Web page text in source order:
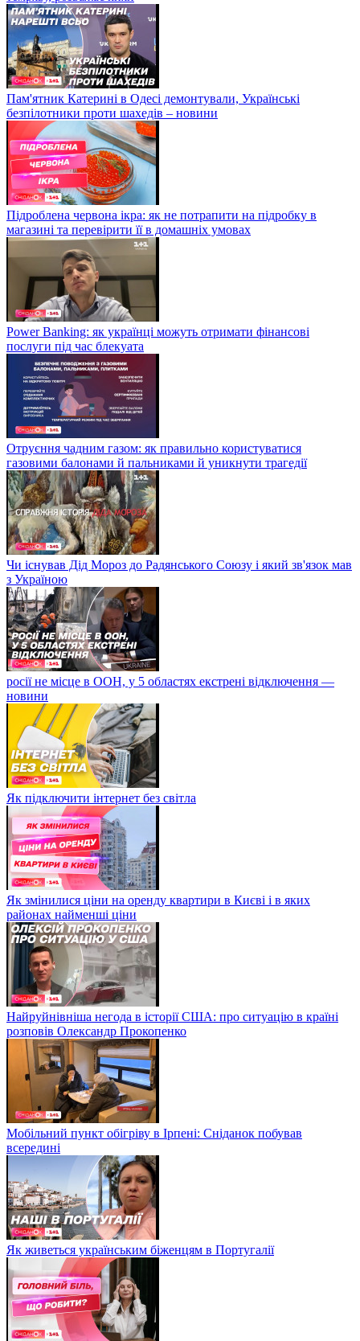
Пам'ятник Катерині в Одесі демонтували, Українські
безпілотники проти шахедів – новини
Підроблена червона ікра: як не потрапити на підробку в
магазині та перевірити її в домашніх умовах
Power Banking: як українці можуть отримати фінансові
послуги під час блекуата
Отруєння чадним газом: як правильно користуватися
газовими балонами й пальниками й уникнути трагедії
Чи існував Дід Мороз до Радянського Союзу і який зв'язок мав
з Україною
росії не місце в ООН, у 5 областях екстрені відключення —
новини
Як підключити інтернет без світла
Як змінилися ціни на оренду квартири в Києві і в яких
районах найменші ціни
Найруйнівніша негода в історії США: про ситуацію в країні
розповів Олександр Прокопенко
Мобільний пункт обігріву в Ірпені: Сніданок побував
всередині
Як живеться українським біженцям в Португалії